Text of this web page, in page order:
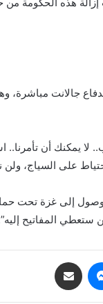
جالانت مباشرة،
لا يمكنك أن تأمرنا..
على السياج، ولن
إلى غزة تحت
ستعطي المفاتيح
ماسنجر